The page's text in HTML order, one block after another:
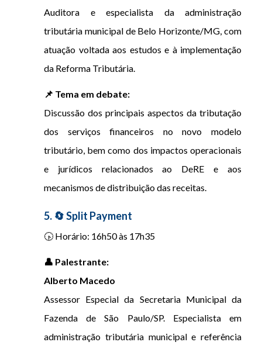
Auditora e especialista da administração
tributária municipal de Belo Horizonte/MG, com
atuação voltada aos estudos e à implementação
da Reforma Tributária.
📌 Tema em debate:
Discussão dos principais aspectos da tributação
dos serviços financeiros no novo modelo
tributário, bem como dos impactos operacionais
e jurídicos relacionados ao DeRE e aos
mecanismos de distribuição das receitas.
5. 🔄 Split Payment
🕟 Horário: 16h50 às 17h35
👤 Palestrante:
Alberto Macedo
Assessor Especial da Secretaria Municipal da
Fazenda de São Paulo/SP. Especialista em
administração tributária municipal e referência